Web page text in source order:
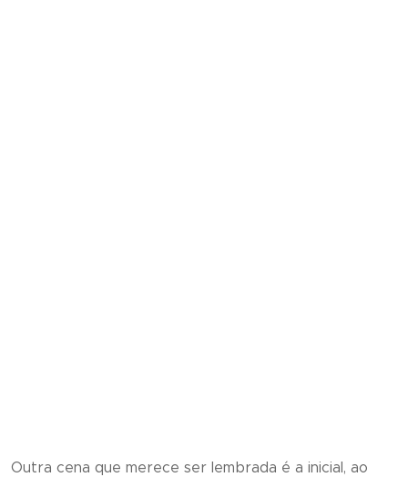
Outra cena que merece ser lembrada é a inicial, ao